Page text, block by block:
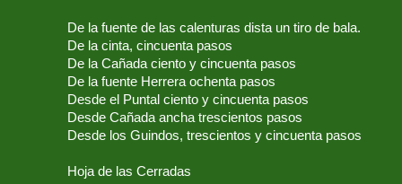
De la fuente de las calenturas dista un tiro de bala.
De la cinta, cincuenta pasos
De la Cañada ciento y cincuenta pasos
De la fuente Herrera ochenta pasos
Desde el Puntal ciento y cincuenta pasos
Desde Cañada ancha trescientos pasos
Desde los Guindos, trescientos y cincuenta pasos
Hoja de las Cerradas